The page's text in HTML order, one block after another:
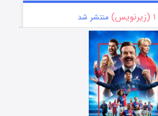
۱ (زیرنویس) منتشر شد